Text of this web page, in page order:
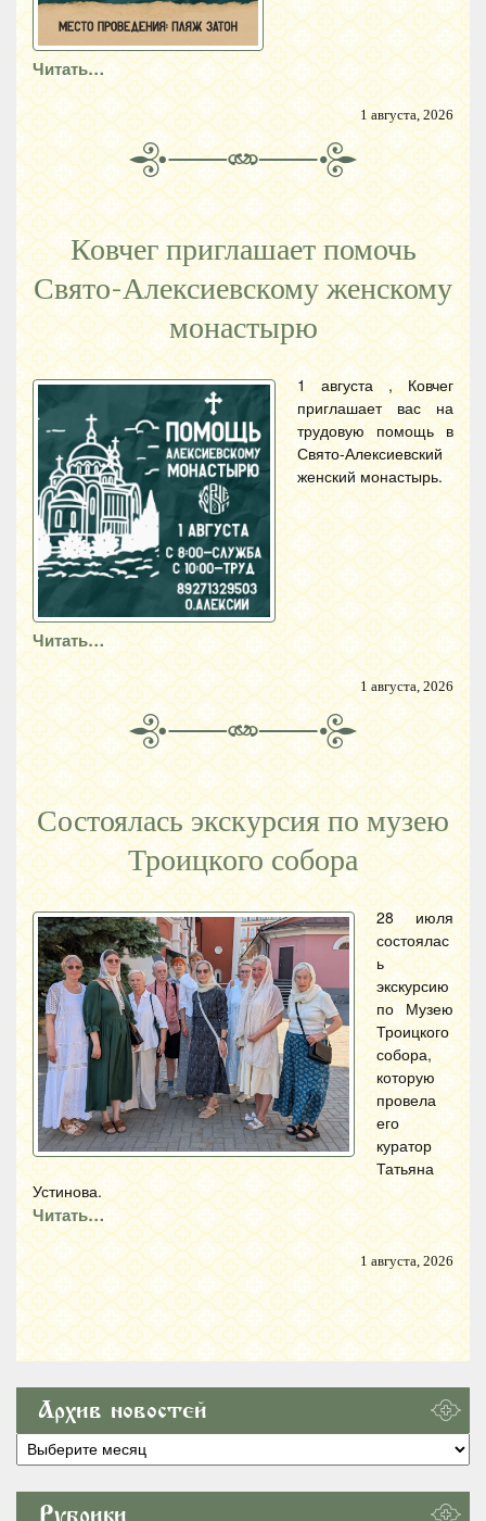
Читать…
1 августа, 2026
Ковчег приглашает помочь
Свято-Алексиевскому женскому
монастырю
1 августа , Ковчег
приглашает вас на
трудовую помощь в
Свято-Алексиевский
женский монастырь.
Читать…
1 августа, 2026
Состоялась экскурсия по музею
Троицкого собора
28 июля
состоялас
ь
экскурсию
по Музею
Троицкого
собора,
которую
провела
его
куратор
Татьяна
Устинова.
Читать…
1 августа, 2026
Архив новостей
Архив
новостей
Рубрики